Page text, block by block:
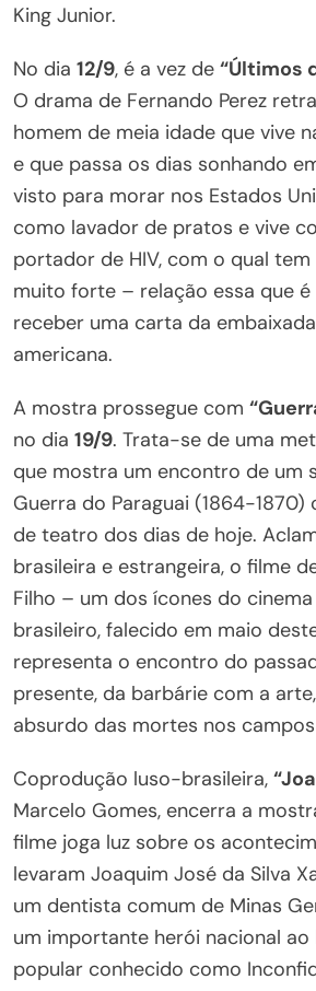
King Junior.
No dia 12/9, é a vez de “Últimos
O drama de Fernando Perez
homem de meia idade que vive
e que passa os dias sonhando
visto para morar nos Estados
como lavador de pratos e vive
portador de HIV, com o qual tem
muito forte – relação essa que é
receber uma carta da
americana.
A mostra prossegue com
no dia 19/9. Trata-se de uma
que mostra um encontro de um
Guerra do Paraguai (1864-
de teatro dos dias de hoje.
brasileira e estrangeira, o filme
Filho – um dos ícones do
brasileiro, falecido em maio
representa o encontro do
presente, da barbárie com a
absurdo das mortes nos
Coprodução luso-brasileira,
Marcelo Gomes, encerra a
filme joga luz sobre os
levaram Joaquim José da Silva
um dentista comum de Minas
um importante herói nacional
popular conhecido como